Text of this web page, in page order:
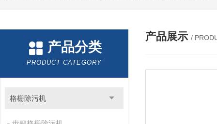
产品分类
PRODUCT CATEGORY
格栅除污机
产品展示 /